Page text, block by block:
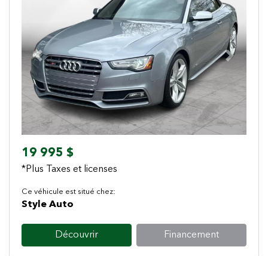
Previous Next
19 995 $
*Plus Taxes et licenses
Ce véhicule est situé chez:
Style Auto
Découvrir Financement